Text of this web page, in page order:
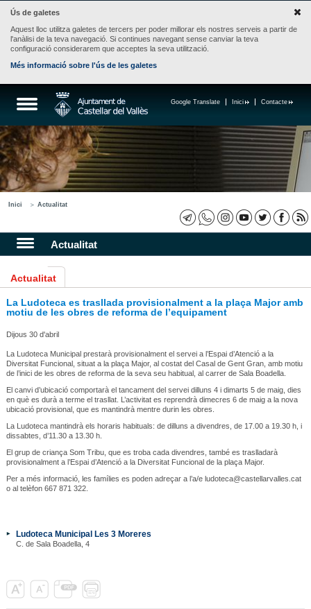
Ús de galetes
Aquest lloc utilitza galetes de tercers per poder millorar els nostres serveis a partir de
l'anàlisi de la teva navegació. Si continues navegant sense canviar la teva
configuració considerarem que acceptes la seva utilització.
Més informació sobre l'ús de les galetes
Contacte
Inici
Google Translate
Inici Actualitat
Actualitat
Actualitat
La Ludoteca es trasllada provisionalment a la plaça Major amb
motiu de les obres de reforma de l’equipament
Dijous 30 d'abril
La Ludoteca Municipal prestarà provisionalment el servei a l’Espai d’Atenció a la
Diversitat Funcional, situat a la plaça Major, al costat del Casal de Gent Gran, amb motiu
de l’inici de les obres de reforma de la seva seu habitual, al carrer de Sala Boadella.
El canvi d’ubicació comportarà el tancament del servei dilluns 4 i dimarts 5 de maig, dies
en què es durà a terme el trasllat. L’activitat es reprendrà dimecres 6 de maig a la nova
ubicació provisional, que es mantindrà mentre durin les obres.
La Ludoteca mantindrà els horaris habituals: de dilluns a divendres, de 17.00 a 19.30 h, i
dissabtes, d’11.30 a 13.30 h.
El grup de criança Som Tribu, que es troba cada divendres, també es traslladarà
provisionalment a l’Espai d’Atenció a la Diversitat Funcional de la plaça Major.
Per a més informació, les famílies es poden adreçar a l’a/e ludoteca@castellarvalles.cat
o al telèfon 667 871 322.
Ludoteca Municipal Les 3 Moreres
C. de Sala Boadella, 4